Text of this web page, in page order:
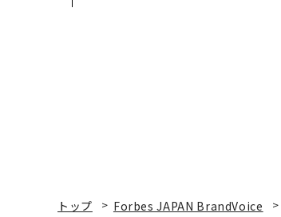
トップ Forbes JAPAN BrandVoice